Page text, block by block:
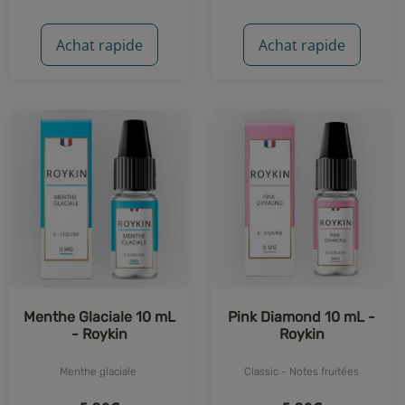
Achat rapide Achat rapide
Menthe Glaciale 10 mL
- Roykin
Menthe glaciale
Pink Diamond 10 mL -
Roykin
Classic - Notes fruitées